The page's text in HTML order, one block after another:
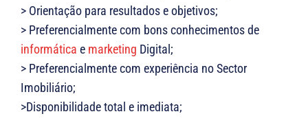
> Orientação para resultados e objetivos;
> Preferencialmente com bons conhecimentos de
informática e marketing Digital;
> Preferencialmente com experiência no Sector
Imobiliário;
>Disponibilidade total e imediata;